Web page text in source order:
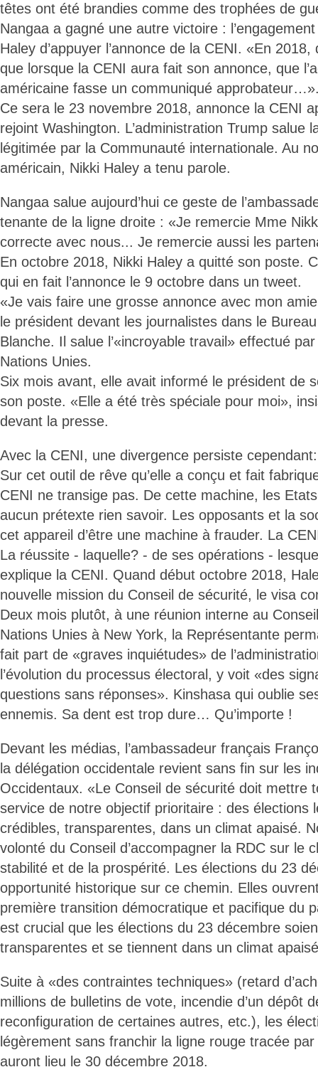
têtes ont été brandies comme des trophées de
Nangaa a gagné une autre victoire :
Haley d’appuyer l’annonce de la CENI. «En 2018,
que lorsque la CENI aura fait son annonce, que
américaine fasse un communiqué
Ce sera le 23 novembre 2018, annonce la CENI
rejoint Washington. L’administration Trump salue
légitimée par la Communauté internationale. Au
américain, Nikki Haley a tenu parole.
Nangaa salue aujourd’hui ce geste de
tenante de la ligne droite : «Je remercie Mme
correcte avec nous... Je remercie aussi les
En octobre 2018, Nikki Haley a quitté son poste.
qui en fait l’annonce le 9 octobre dans un tweet.
«Je vais faire une grosse annonce avec mon
le président devant les journalistes dans le
Blanche. Il salue l’«incroyable travail» effectué
Nations Unies.
Six mois avant, elle avait informé le président de
son poste. «Elle a été très spéciale pour moi»,
devant la presse.
Avec la CENI, une divergence persiste
Sur cet outil de rêve qu’elle a conçu et fait
CENI ne transige pas. De cette machine, les
aucun prétexte rien savoir. Les opposants et la
cet appareil d’être une machine à frauder. La
La réussite - laquelle? - de ses opérations -
explique la CENI. Quand début octobre 2018,
nouvelle mission du Conseil de sécurité, le visa
Deux mois plutôt, à une réunion interne au
Nations Unies à New York, la Représentante
fait part de «graves inquiétudes» de
l’évolution du processus électoral, y voit «des
questions sans réponses». Kinshasa qui oublie
ennemis. Sa dent est trop dure… Qu’importe !
Devant les médias, l’ambassadeur français
la délégation occidentale revient sans fin sur les
Occidentaux. «Le Conseil de sécurité doit mettre
service de notre objectif prioritaire : des élections
crédibles, transparentes, dans un climat apaisé.
volonté du Conseil d’accompagner la RDC sur le
stabilité et de la prospérité. Les élections du 23
opportunité historique sur ce chemin. Elles
première transition démocratique et pacifique du
est crucial que les élections du 23 décembre
transparentes et se tiennent dans un climat
Suite à «des contraintes techniques» (retard
millions de bulletins de vote, incendie d’un dépôt
reconfiguration de certaines autres, etc.), les
légèrement sans franchir la ligne rouge tracée par
auront lieu le 30 décembre 2018.